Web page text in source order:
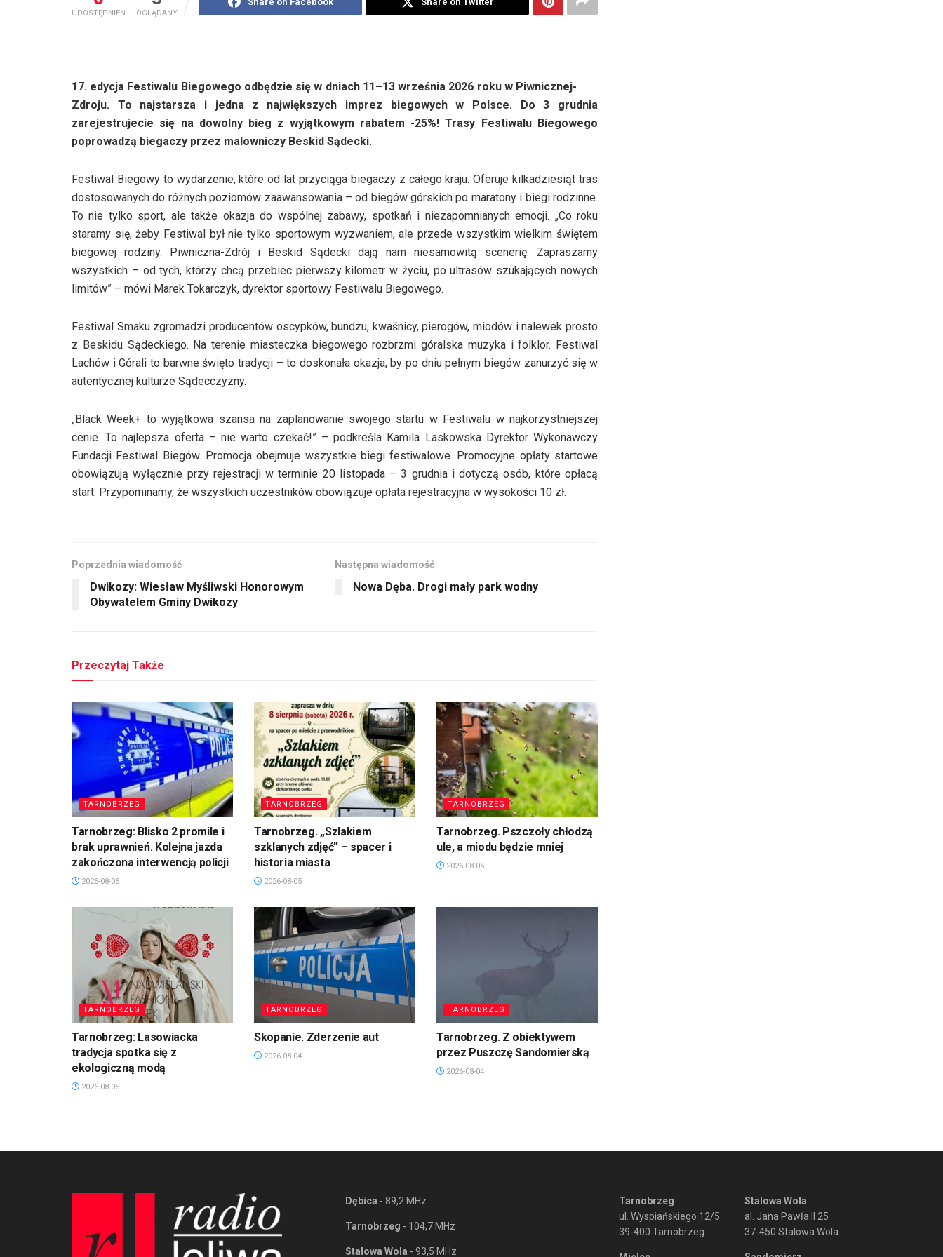
UDOSTĘPNIEŃ OGLĄDANY
17. edycja Festiwalu Biegowego odbędzie się w dniach 11–13 września 2026 roku w Piwnicznej-
Zdroju. To najstarsza i jedna z największych imprez biegowych w Polsce. Do 3 grudnia
zarejestrujecie się na dowolny bieg z wyjątkowym rabatem -25%! Trasy Festiwalu Biegowego
poprowadzą biegaczy przez malowniczy Beskid Sądecki.
Festiwal Biegowy to wydarzenie, które od lat przyciąga biegaczy z całego kraju. Oferuje kilkadziesiąt tras
dostosowanych do różnych poziomów zaawansowania – od biegów górskich po maratony i biegi rodzinne.
To nie tylko sport, ale także okazja do wspólnej zabawy, spotkań i niezapomnianych emocji. „Co roku
staramy się, żeby Festiwal był nie tylko sportowym wyzwaniem, ale przede wszystkim wielkim świętem
biegowej rodziny. Piwniczna-Zdrój i Beskid Sądecki dają nam niesamowitą scenerię. Zapraszamy
wszystkich – od tych, którzy chcą przebiec pierwszy kilometr w życiu, po ultrasów szukających nowych
limitów” – mówi Marek Tokarczyk, dyrektor sportowy Festiwalu Biegowego.
Festiwal Smaku zgromadzi producentów oscypków, bundzu, kwaśnicy, pierogów, miodów i nalewek prosto
z Beskidu Sądeckiego. Na terenie miasteczka biegowego rozbrzmi góralska muzyka i folklor. Festiwal
Lachów i Górali to barwne święto tradycji – to doskonała okazja, by po dniu pełnym biegów zanurzyć się w
autentycznej kulturze Sądecczyzny.
„Black Week+ to wyjątkowa szansa na zaplanowanie swojego startu w Festiwalu w najkorzystniejszej
cenie. To najlepsza oferta – nie warto czekać!” – podkreśla Kamila Laskowska Dyrektor Wykonawczy
Fundacji Festiwal Biegów. Promocja obejmuje wszystkie biegi festiwalowe. Promocyjne opłaty startowe
obowiązują wyłącznie przy rejestracji w terminie 20 listopada – 3 grudnia i dotyczą osób, które opłacą
start. Przypominamy, że wszystkich uczestników obowiązuje opłata rejestracyjna w wysokości 10 zł.
Poprzednia wiadomość
Dwikozy: Wiesław Myśliwski Honorowym
Obywatelem Gminy Dwikozy
Następna wiadomość
Nowa Dęba. Drogi mały park wodny
Przeczytaj Także
TARNOBRZEG
Tarnobrzeg: Blisko 2 promile i
brak uprawnień. Kolejna jazda
zakończona interwencją policji
2026-08-06
TARNOBRZEG
Tarnobrzeg. „Szlakiem
szklanych zdjęć” – spacer i
historia miasta
2026-08-05
TARNOBRZEG
Tarnobrzeg. Pszczoły chłodzą
ule, a miodu będzie mniej
2026-08-05
TARNOBRZEG
Tarnobrzeg: Lasowiacka
tradycja spotka się z
ekologiczną modą
2026-08-05
TARNOBRZEG
Skopanie. Zderzenie aut
2026-08-04
TARNOBRZEG
Tarnobrzeg. Z obiektywem
przez Puszczę Sandomierską
2026-08-04
Dębica - 89,2 MHz
Tarnobrzeg - 104,7 MHz
Stalowa Wola - 93,5 MHz
Tarnobrzeg
ul. Wyspiańskiego 12/5
39-400 Tarnobrzeg
Stalowa Wola
al. Jana Pawła II 25
37-450 Stalowa Wola